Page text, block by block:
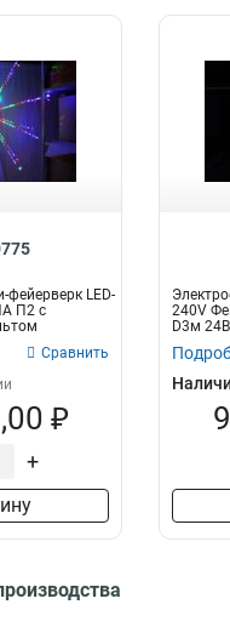
LED-
П2 с
Сравнить
₽
+
240V
D3м